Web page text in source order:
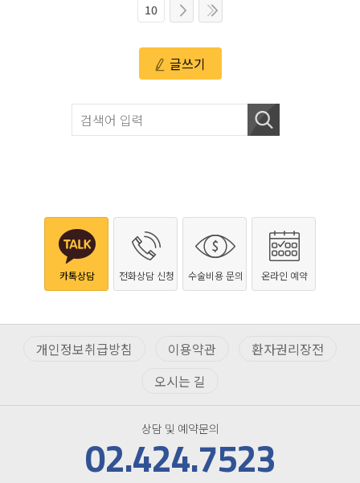
10
글쓰기
카톡상담 전화상담 신청 수술비용 문의 온라인 예약
개인정보취급방침 이용약관
환자권리장전
오시는 길
상담 및 예약문의
02.424.7523